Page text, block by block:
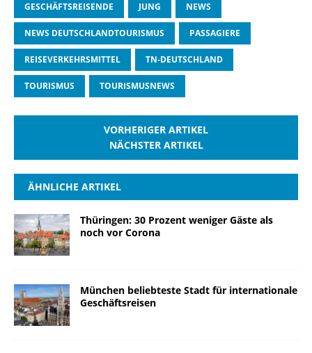
GESCHÄFTSREISENDE JUNG NEWS
NEWS DEUTSCHLANDTOURISMUS PASSAGIERE
REISEVERKEHRSMITTEL TN-DEUTSCHLAND
TOURISMUS TOURISMUSNEWS
VORHERIGER ARTIKEL
NÄCHSTER ARTIKEL
ÄHNLICHE ARTIKEL
Thüringen: 30 Prozent weniger Gäste als
noch vor Corona
München beliebteste Stadt für internationale
Geschäftsreisen